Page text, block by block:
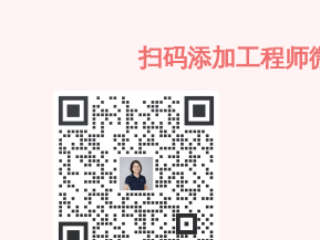
扫码添加工程师